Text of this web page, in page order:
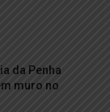
da Penha
muro no